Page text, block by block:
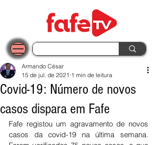
Covid-19: Número de novos
casos dispara em Fafe
Armando César
15 de jul. de 2021 1 min de leitura
Fafe registou um agravamento de novos
casos da covid-19 na última semana.